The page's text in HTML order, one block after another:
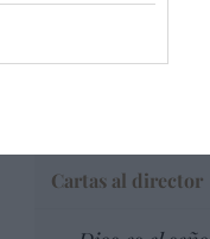
EEUU.
tercera parte
define como
Cartas al director